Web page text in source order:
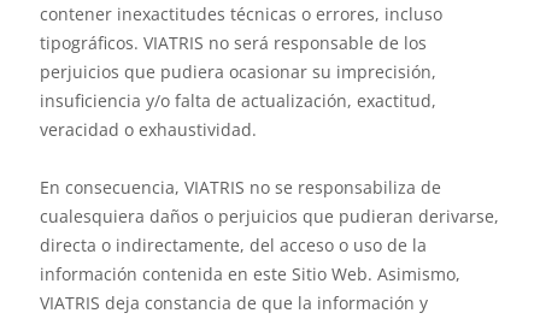
contener inexactitudes técnicas o errores, incluso
tipográficos. VIATRIS no será responsable de los
perjuicios que pudiera ocasionar su imprecisión,
insuficiencia y/o falta de actualización, exactitud,
veracidad o exhaustividad.
En consecuencia, VIATRIS no se responsabiliza de
cualesquiera daños o perjuicios que pudieran derivarse,
directa o indirectamente, del acceso o uso de la
información contenida en este Sitio Web. Asimismo,
VIATRIS deja constancia de que la información y